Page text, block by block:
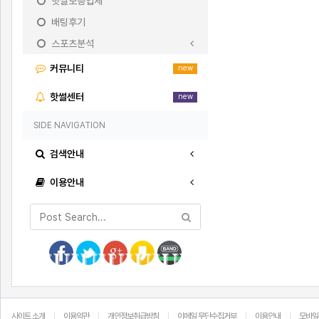
배팅후기
스포츠분석
커뮤니티 new
핫썰센터 new
SIDE NAVIGATION
검색안내
이용안내
사이트 소개 이용약관 개인정보취급방침 이메일 무단수집거부 이용안내 모바